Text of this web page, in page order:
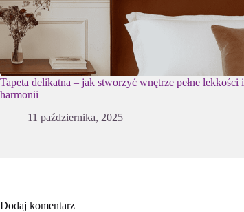
Tapeta delikatna – jak stworzyć wnętrze pełne lekkości i
harmonii
11 października, 2025
Dodaj komentarz